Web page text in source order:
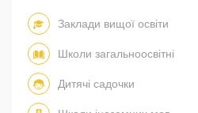
Заклади вищої освіти
Школи загальноосвітні
Дитячі садочки